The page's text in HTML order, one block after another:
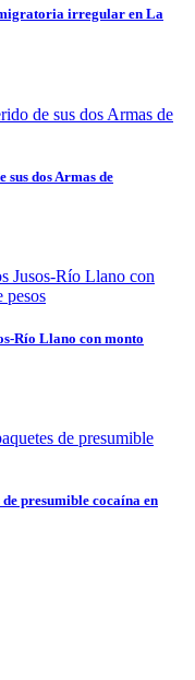
irregular en La
dos Armas de
Río Llano con monto
de presumible cocaína en